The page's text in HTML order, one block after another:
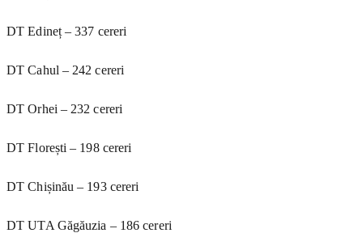
DT Edineț – 337 cereri
DT Cahul – 242 cereri
DT Orhei – 232 cereri
DT Florești – 198 cereri
DT Chișinău – 193 cereri
DT UTA Găgăuzia – 186 cereri